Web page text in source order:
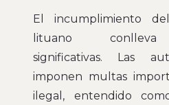
El incumplimiento
lituano conlleva
significativas. Las
imponen multas
ilegal, entendido